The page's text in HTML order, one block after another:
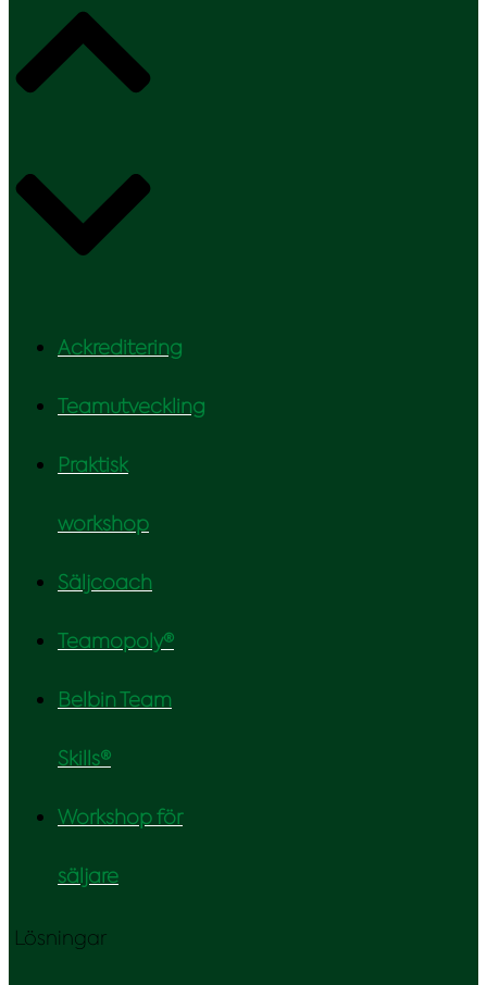
Ackreditering
Teamutveckling
Praktisk
workshop
Säljcoach
Teamopoly®
Belbin Team
Skills®
Workshop för
säljare
Lösningar